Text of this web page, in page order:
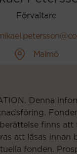
Förvaltare
Malmö
Denna
finns att
att läsas innan
fonden.